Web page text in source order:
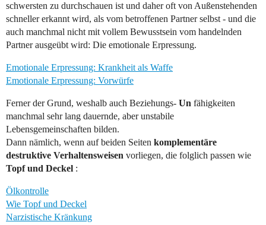
schwersten zu durchschauen ist und daher oft von Außenstehenden
schneller erkannt wird, als vom betroffenen Partner selbst - und die
auch manchmal nicht mit vollem Bewusstsein vom handelnden
Partner ausgeübt wird: Die emotionale Erpressung.
Emotionale Erpressung: Krankheit als Waffe
Emotionale Erpressung: Vorwürfe
Ferner der Grund, weshalb auch Beziehungs- Un fähigkeiten
manchmal sehr lang dauernde, aber unstabile
Lebensgemeinschaften bilden.
Dann nämlich, wenn auf beiden Seiten komplementäre
destruktive Verhaltensweisen vorliegen, die folglich passen wie
Topf und Deckel :
Ölkontrolle
Wie Topf und Deckel
Narzistische Kränkung